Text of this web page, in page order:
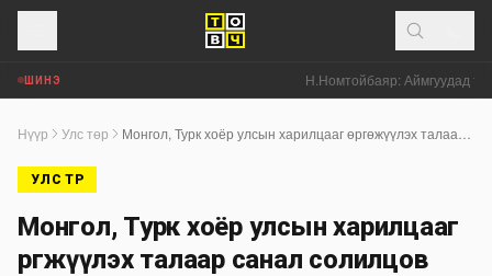
ШИНЭ Н.Номтойбаяр: Аймгуудад
Нүүр Улс төр
УЛС ТӨР
Монгол, Турк хоёр улсын харилцааг
өргөжүүлэх талаар санал солилцов